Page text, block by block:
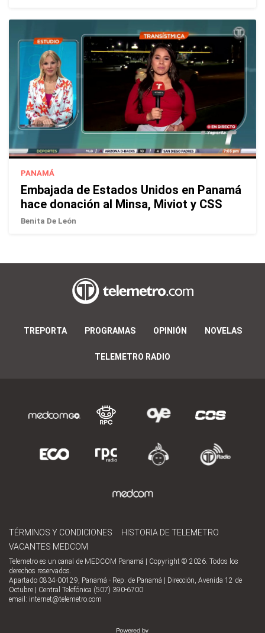
PANAMÁ
Embajada de Estados Unidos en Panamá
hace donación al Minsa, Miviot y CSS
Benita De León
TREPORTA PROGRAMAS OPINIÓN NOVELAS
TELEMETRO RADIO
TÉRMINOS Y CONDICIONES
HISTORIA DE TELEMETRO
VACANTES MEDCOM
Telemetro es un canal de MEDCOM Panamá | Copyright © 2026. Todos los
derechos reservados.
Apartado 0834-00129, Panamá - Rep. de Panamá | Dirección, Avenida 12 de
Octubre | Central Telefónica (507) 390-6700
email: internet@telemetro.com